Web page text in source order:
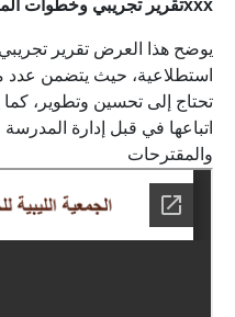
xxxتقرير تجريبي وخطوات المعالجة لمدرسة
يوضح هذا العرض تقرير
استطلاعية، حيث يتضمن عدد
تحتاج إلى تحسين وتطوير،
اتباعها في قبل إدارة
والمقترحات